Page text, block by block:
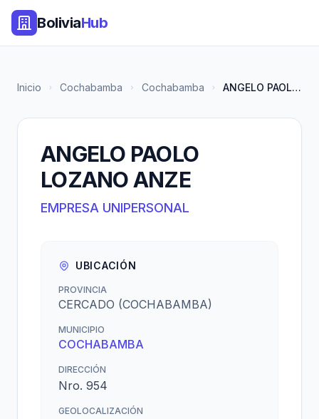
BoliviaHub
Inicio Cochabamba Cochabamba ANGELO PAOLO LOZANO ANZE
ANGELO PAOLO
LOZANO ANZE
EMPRESA UNIPERSONAL
UBICACIÓN
PROVINCIA
CERCADO (COCHABAMBA)
MUNICIPIO
COCHABAMBA
DIRECCIÓN
Nro. 954
GEOLOCALIZACIÓN